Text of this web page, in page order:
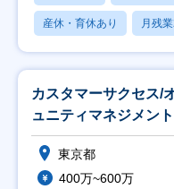
産休・育休あり 月残
カスタマーサクセス/
ュニティマネジメン
東京都
400万~600万